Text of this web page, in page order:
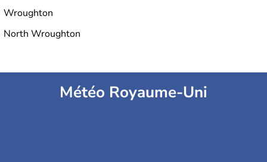
Wroughton
North Wroughton
Météo Royaume-Uni